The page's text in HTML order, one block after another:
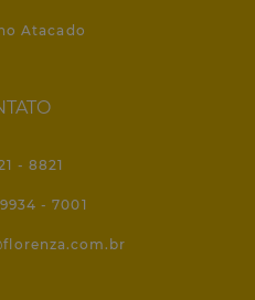
Atacado
- 8821
- 7001